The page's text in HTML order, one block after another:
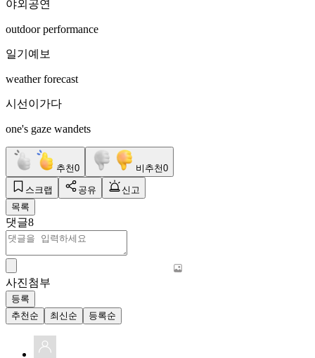
야외공연
outdoor performance
일기예보
weather forecast
시선이가다
one's gaze wandets
추천0 비추천0
스크랩 공유
신고
목록
댓글8
사진첨부
등록
추천순
최신순 등록순